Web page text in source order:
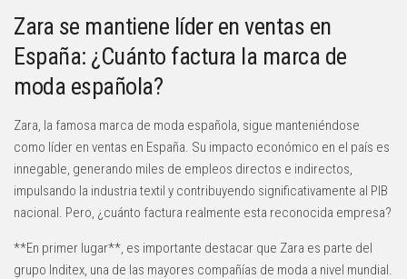
Zara se mantiene líder en ventas en
España: ¿Cuánto factura la marca de
moda española?
Zara, la famosa marca de moda española, sigue manteniéndose
como líder en ventas en España. Su impacto económico en el país es
innegable, generando miles de empleos directos e indirectos,
impulsando la industria textil y contribuyendo significativamente al PIB
nacional. Pero, ¿cuánto factura realmente esta reconocida empresa?
**En primer lugar**, es importante destacar que Zara es parte del
grupo Inditex, una de las mayores compañías de moda a nivel mundial.